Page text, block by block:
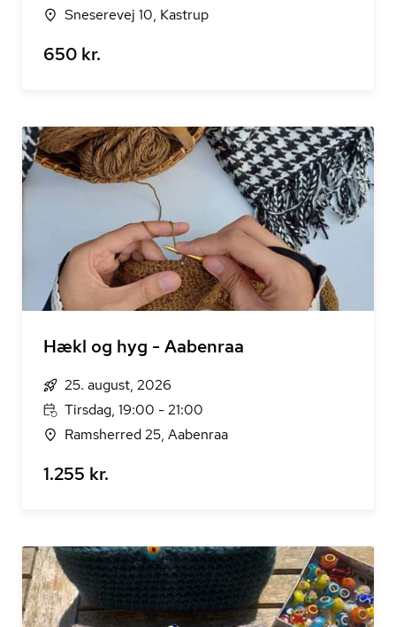
Sneserevej 10, Kastrup
650 kr.
Hækl og hyg - Aabenraa
25. august, 2026
Tirsdag, 19:00 - 21:00
Ramsherred 25, Aabenraa
1.255 kr.